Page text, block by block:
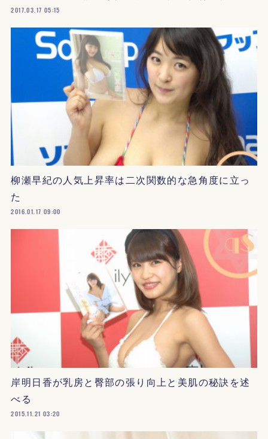
2017.03.17 05:15
柳瀬早紀の人気上昇率は二次関数的な急角度に立っ
た
2016.01.17 09:00
岸明日香が乳房と臀部の張り向上と美肌の秘訣を述
べる
2015.11.21 03:20